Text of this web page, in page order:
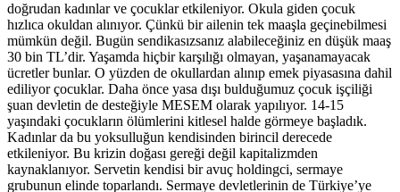
doğrudan kadınlar ve çocuklar etkileniyor. Okula giden çocuk
hızlıca okuldan alınıyor. Çünkü bir ailenin tek maaşla geçinebilmesi
mümkün değil. Bugün sendikasızsanız alabileceğiniz en düşük maaş
30 bin TL’dir. Yaşamda hiçbir karşılığı olmayan, yaşanamayacak
ücretler bunlar. O yüzden de okullardan alınıp emek piyasasına dahil
ediliyor çocuklar. Daha önce yasa dışı bulduğumuz çocuk işçiliği
şuan devletin de desteğiyle MESEM olarak yapılıyor. 14-15
yaşındaki çocukların ölümlerini kitlesel halde görmeye başladık.
Kadınlar da bu yoksulluğun kendisinden birincil derecede
etkileniyor. Bu krizin doğası gereği değil kapitalizmden
kaynaklanıyor. Servetin kendisi bir avuç holdingci, sermaye
grubunun elinde toparlandı. Sermaye devletlerinin de Türkiye’ye